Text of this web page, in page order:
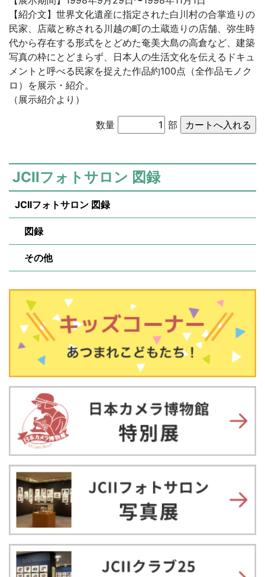
【紹介文】世界文化遺産に指定された白川村の合掌造りの
民家、店蔵と称される川越の町の土蔵造りの店舗、弥生時
代から存在する形式をとどめた奄美大島の高倉など、建築
写真の枠にとどまらず、日本人の生活文化を伝えるドキュ
メントと呼べる民家を捉えた作品約100点（全作品モノク
ロ）を展示・紹介。
（展示紹介より）
数量 部
JCIIフォトサロン 図録
JCIIフォトサロン 図録
図録
その他